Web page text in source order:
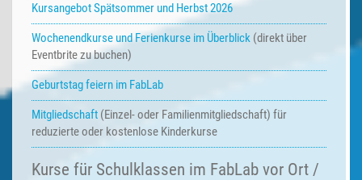
Kursangebot Spätsommer und Herbst 2026
Wochenendkurse und Ferienkurse im Überblick (direkt über
Eventbrite zu buchen)
Geburtstag feiern im FabLab
Mitgliedschaft (Einzel- oder Familienmitgliedschaft) für
reduzierte oder kostenlose Kinderkurse
Kurse für Schulklassen im FabLab vor Ort /